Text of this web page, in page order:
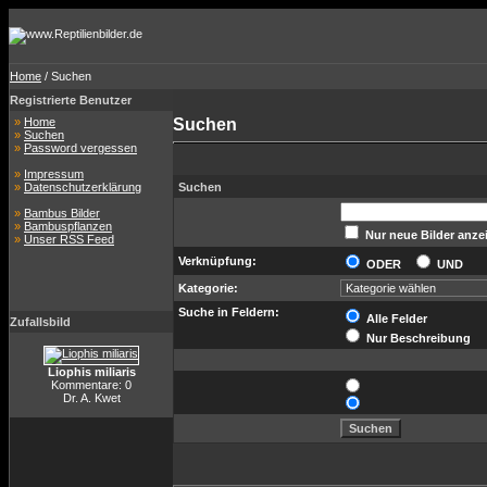
Home / Suchen
Registrierte Benutzer
» Home
» Suchen
» Password vergessen
» Impressum
» Datenschutzerklärung
» Bambus Bilder
» Bambuspflanzen
» Unser RSS Feed
Zufallsbild
Liophis miliaris
Kommentare: 0
Dr. A. Kwet
Suchen
Suchen
Nur neue Bilder
Verknüpfung:
ODER
UND
Kategorie:
Suche in Feldern:
Alle Felder
Nur Beschreibung